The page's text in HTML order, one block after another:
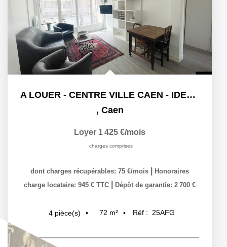
A LOUER - CENTRE VILLE CAEN - IDEAL COLOCATION
, Caen
Loyer 1 425 €/mois
charges comprises
dont charges récupérables: 75 €/mois
Honoraires
charge locataire: 945 € TTC
Dépôt de garantie: 2 700 €
4 pièce(s) 72 m² Réf : 25AFG